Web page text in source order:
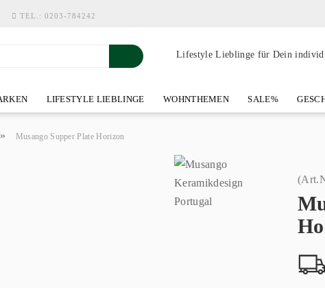
TEL.: 0203-784242
Lifestyle Lieblinge für Dein
LIFESTYLE LIEBLINGE WOHNTHEMEN SALE%
» Musango Supper Plate Horizon